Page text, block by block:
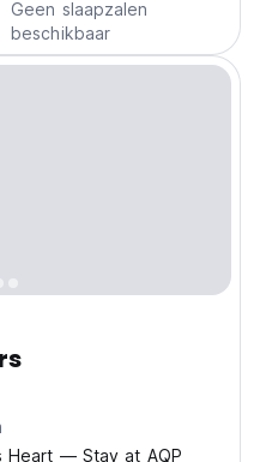
Geen slaapzalen
beschikbaar
Heart — Stay at AQP